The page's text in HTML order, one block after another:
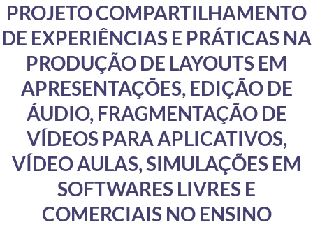
Controladoria-Geral da União
Secretaria-Geral
Secretaria de Governo
Gabinete de Segurança Institucional
Advocacia-Geral da União
PROJETO COMPARTILHAMENTO
DE EXPERIÊNCIAS E PRÁTICAS NA
PRODUÇÃO DE LAYOUTS EM
APRESENTAÇÕES, EDIÇÃO DE
ÁUDIO, FRAGMENTAÇÃO DE
VÍDEOS PARA APLICATIVOS,
VÍDEO AULAS, SIMULAÇÕES EM
SOFTWARES LIVRES E
COMERCIAIS NO ENSINO